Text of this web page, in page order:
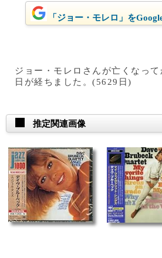
「ジョー・モレロ」を
ジョー・モレロさんが亡くなっ
日が経ちました。(5629日)
推定関連画像